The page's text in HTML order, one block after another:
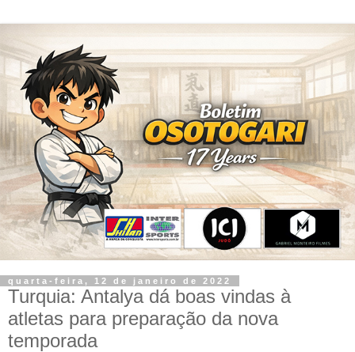
quarta-feira, 12 de janeiro de 2022
Turquia: Antalya dá boas vindas à
atletas para preparação da nova
temporada